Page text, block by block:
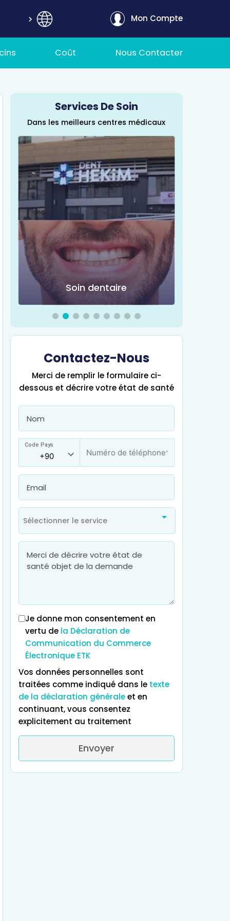
Mon Compte
Coût Nous Contacter
Services De Soin
Dans les meilleurs centres médicaux
Soin dentaire
Contactez-Nous
Merci de remplir le formulaire ci-
dessous et décrire votre état de santé
Code Pays
Sélectionner le service
Je donne mon consentement en
vertu de la Déclaration de
Communication du Commerce
Électronique ETK
Vos données personnelles sont
traitées comme indiqué dans le texte
de la déclaration généraleet en
continuant, vous consentez
explicitement au traitement
Envoyer